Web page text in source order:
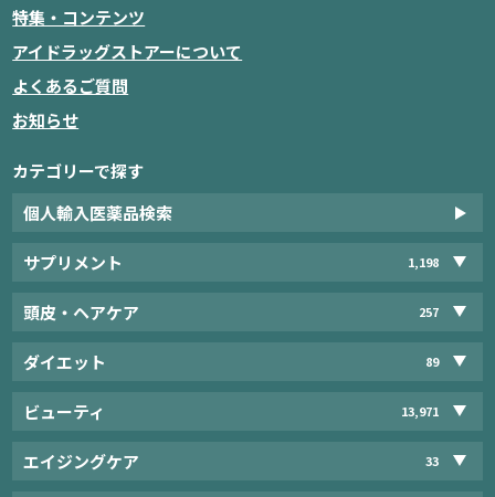
特集・コンテンツ
アイドラッグストアーについて
よくあるご質問
お知らせ
カテゴリーで探す
個人輸入医薬品検索
サプリメント 1,198
頭皮・ヘアケア 257
ダイエット 89
ビューティ 13,971
エイジングケア 33